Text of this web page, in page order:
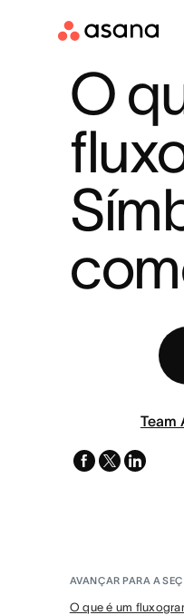
O
Team
facebook
x-
linkedin
AVANÇAR PARA A
O que é um